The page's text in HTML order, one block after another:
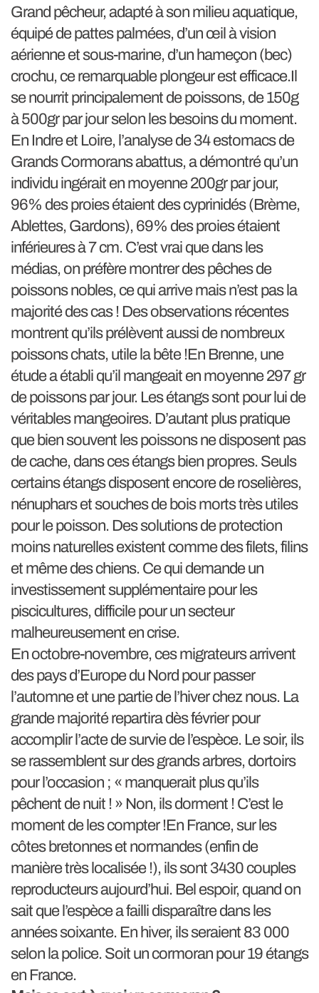
Grand pêcheur, adapté à son milieu aquatique,
équipé de pattes palmées, d’un œil à vision
aérienne et sous-marine, d’un hameçon (bec)
crochu, ce remarquable plongeur est efficace.Il
se nourrit principalement de poissons, de 150g
à 500gr par jour selon les besoins du moment.
En Indre et Loire, l’analyse de 34 estomacs de
Grands Cormorans abattus, a démontré qu’un
individu ingérait en moyenne 200gr par jour,
96% des proies étaient des cyprinidés (Brème,
Ablettes, Gardons), 69% des proies étaient
inférieures à 7 cm. C’est vrai que dans les
médias, on préfère montrer des pêches de
poissons nobles, ce qui arrive mais n’est pas la
majorité des cas ! Des observations récentes
montrent qu’ils prélèvent aussi de nombreux
poissons chats, utile la bête !En Brenne, une
étude a établi qu’il mangeait en moyenne 297 gr
de poissons par jour. Les étangs sont pour lui de
véritables mangeoires. D’autant plus pratique
que bien souvent les poissons ne disposent pas
de cache, dans ces étangs bien propres. Seuls
certains étangs disposent encore de roselières,
nénuphars et souches de bois morts très utiles
pour le poisson. Des solutions de protection
moins naturelles existent comme des filets, filins
et même des chiens. Ce qui demande un
investissement supplémentaire pour les
piscicultures, difficile pour un secteur
malheureusement en crise.
En octobre-novembre, ces migrateurs arrivent
des pays d’Europe du Nord pour passer
l’automne et une partie de l’hiver chez nous. La
grande majorité repartira dès février pour
accomplir l’acte de survie de l’espèce. Le soir, ils
se rassemblent sur des grands arbres, dortoirs
pour l’occasion ; « manquerait plus qu’ils
pêchent de nuit ! » Non, ils dorment ! C’est le
moment de les compter !En France, sur les
côtes bretonnes et normandes (enfin de
manière très localisée !), ils sont 3430 couples
reproducteurs aujourd’hui. Bel espoir, quand on
sait que l’espèce a failli disparaître dans les
années soixante. En hiver, ils seraient 83 000
selon la police. Soit un cormoran pour 19 étangs
en France.